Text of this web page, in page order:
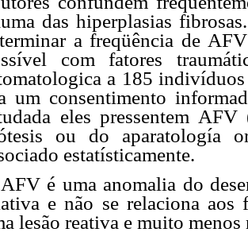
das hiperplasias
a freqüência de
com fatores
a 185
um consentimento
eles pressentem
ou do aparatología
estatísticamente.
é uma anomalia do
e não se relaciona aos
lesão reativa e muito menos